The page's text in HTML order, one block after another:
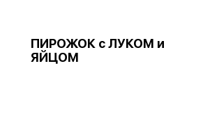
ПИРОЖОК с ЛУКОМ и
ЯЙЦОМ